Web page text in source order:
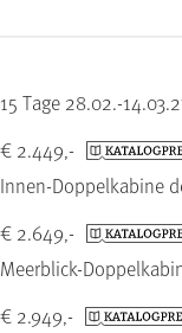
15 Tage 28.02.-
Innen-Doppelkabine
€ 2.449,-
Meerblick-
€ 2.649,-
€ 2.949,-